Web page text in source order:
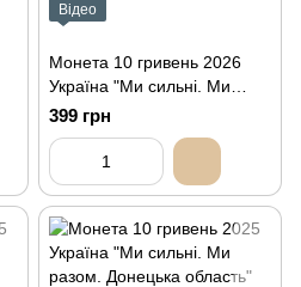
Відео
Монета 10 гривень 2026
Україна "Ми сильні. Ми
разом. Харківська область"
(кольорова серія)
399 грн